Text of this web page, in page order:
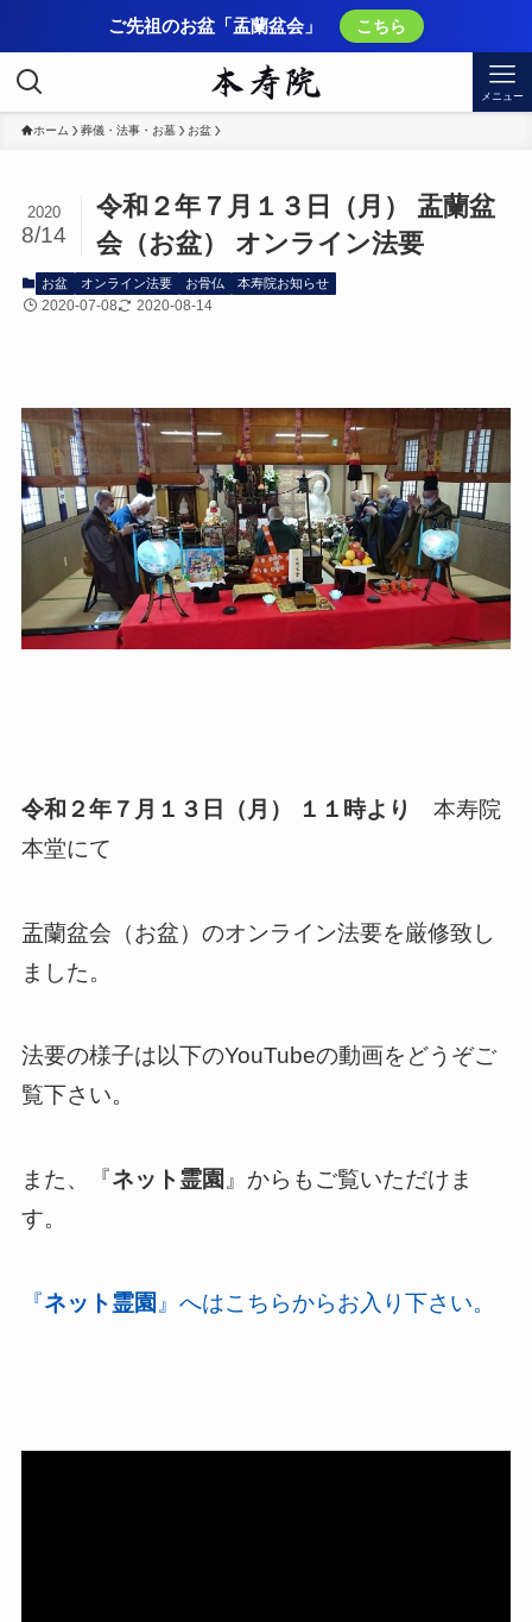
ご先祖のお盆「盂蘭盆会」 こちら
メニュー
ホーム 葬儀・法事・お墓 お盆
令和２年７月１３日（月） 盂蘭盆
会（お盆） オンライン法要
2020
8/14
お盆 オンライン法要 お骨仏 本寿院お知らせ
2020-07-08 2020-08-14
令和２年７月１３日（月） １１時より
本寿院
本堂にて
盂蘭盆会（お盆）のオンライン法要を厳修致し
ました。
法要の様子は以下のYouTubeの動画をどうぞご
覧下さい。
また、『ネット霊園 』からもご覧いただけま
す。
『ネット霊園 』へはこちらからお入り下さい。